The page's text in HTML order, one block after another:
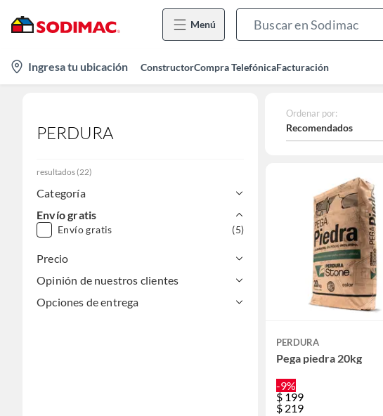
Menú
location-
icon
Ingresa tu ubicación ConstructorCompra TelefónicaFacturación
PERDURA
resultados (22)
Categoría
Envío gratis
Envío gratis (5)
Precio
Opinión de nuestros clientes
Opciones de entrega
Ordenar por:
Recomendados
PERDURA
Pega piedra 20kg
-9%
$ 199
$ 219